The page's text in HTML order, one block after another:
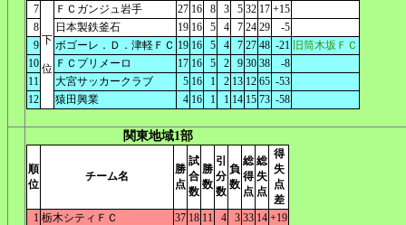
7
下
位
ＦＣガンジュ岩手 27 16 8 3 5 32 17 +15
8
日本製鉄釜石 19 16 5 4 7 24 29
-5
9
ボゴーレ．Ｄ．津軽ＦＣ 19 16 5 4 7 27 48 -21 旧筒木坂ＦＣ
10
ＦＣプリメーロ 17 16 5 2 9 30 38
-8
11
大宮サッカークラブ 5 16 1 2 13 12 65 -53
12
猿田興業 4 16 1 1 14 15 73 -58
関東地域1部
順
位
チーム名
勝
点
試
合
数
勝
数
引
分
数
負
数
総
得
点
総
失
点
得
失
点
差
1 栃木シティＦＣ 37 18 11 4 3 33 14 +19